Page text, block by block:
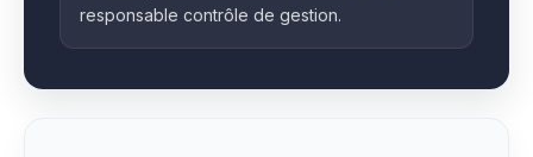
responsable contrôle de gestion.